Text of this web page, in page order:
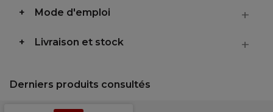
Mode d'emploi
Livraison et stock
Derniers produits consultés